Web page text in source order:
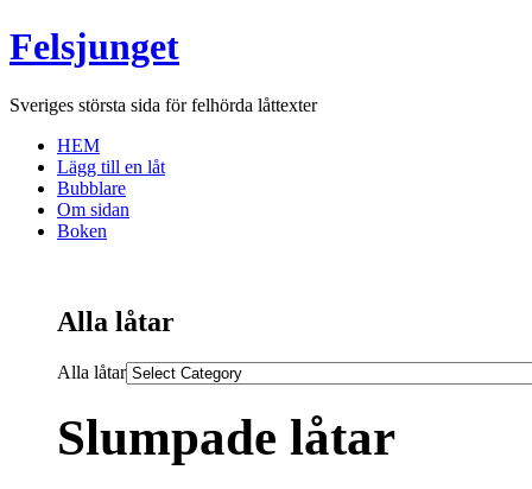
Felsjunget
Sveriges största sida för felhörda låttexter
HEM
Lägg till en låt
Bubblare
Om sidan
Boken
Alla låtar
Alla låtar
Slumpade låtar